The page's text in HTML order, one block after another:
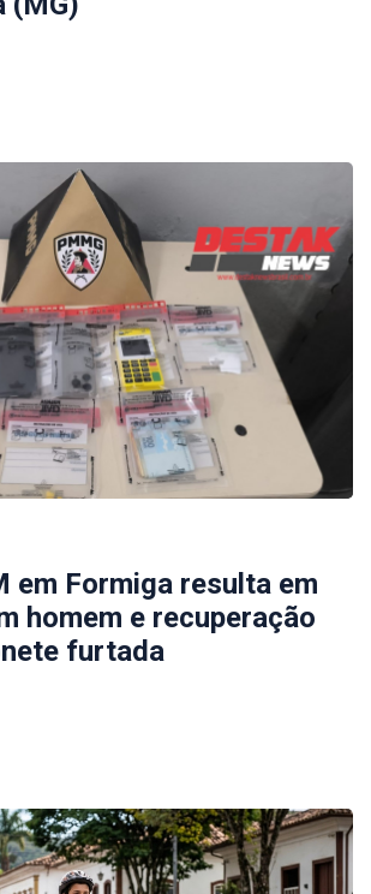
em Formiga resulta em
homem e recuperação
furtada